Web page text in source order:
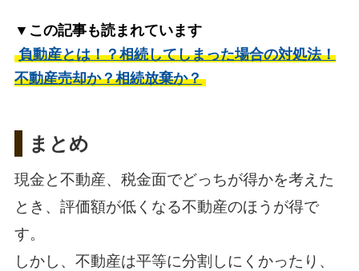
▼この記事も読まれています
負動産とは！？相続してしまった場合の対処法！
不動産売却か？相続放棄か？
まとめ
現金と不動産、税金面でどっちが得かを考えた
とき、評価額が低くなる不動産のほうが得で
す。
しかし、不動産は平等に分割しにくかったり、